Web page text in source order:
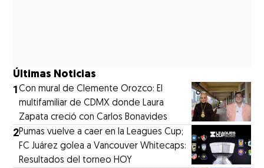
Últimas Noticias
1Con mural de Clemente Orozco: El
multifamiliar de CDMX donde Laura
Zapata creció con Carlos Bonavides
2Pumas vuelve a caer en la Leagues Cup;
FC Juárez golea a Vancouver Whitecaps:
Resultados del torneo HOY